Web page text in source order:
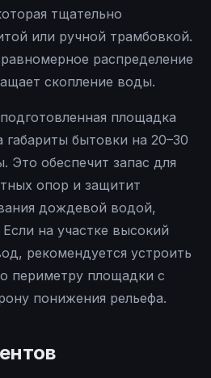
тщательно
или ручной трамбовкой.
распределение
скопление воды.
площадка
бытовки на 20–30
Это обеспечит запас для
опор и защитит
дождевой водой,
на участке высокий
рекомендуется устроить
периметру площадки с
понижения рельефа.